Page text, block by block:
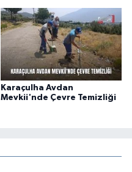
Karaçulha Avdan
Mevkii'nde Çevre Temizliği